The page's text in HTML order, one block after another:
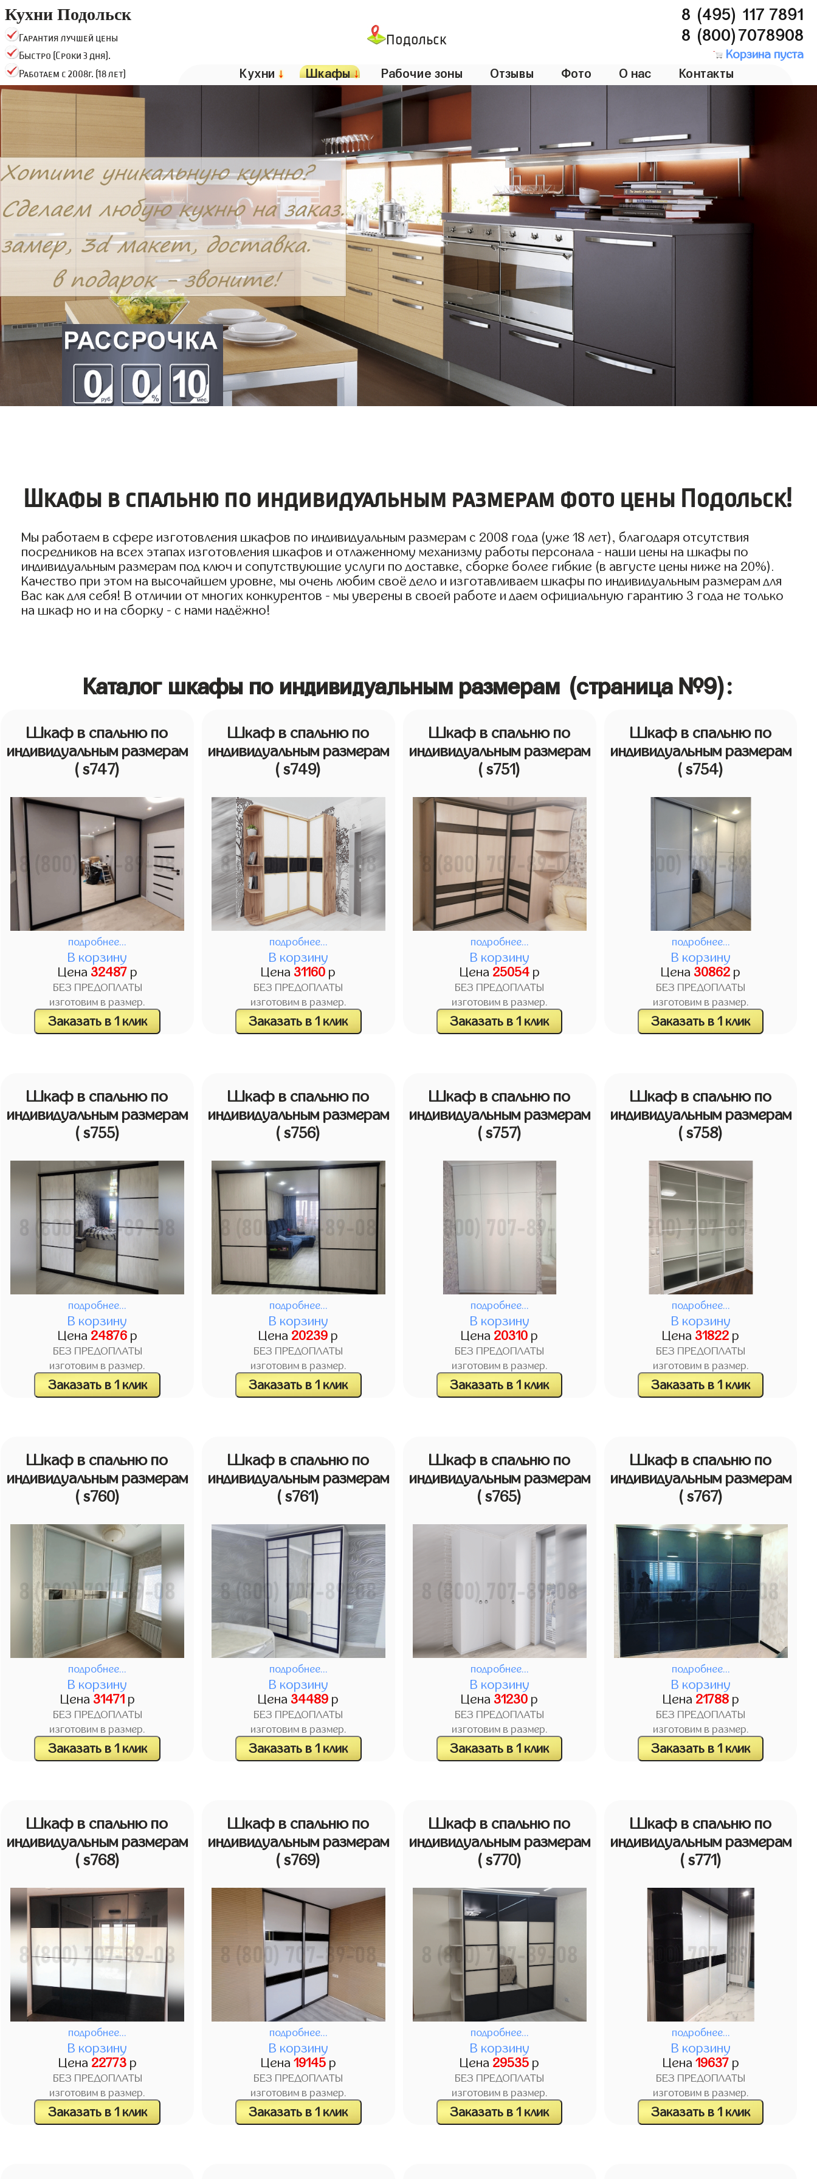
Кухни Подольск
Гарантия лучшей цены
Быстро (Сроки 3 дня).
Работаем с 2008г. (18 лет)
Подольск
8 (495) 117 7891
8 (800)7078908
Корзина пуста
Кухни ↓ Шкафы↓ Рабочие зоны Отзывы Фото О нас Контакты
Шкафы в спальню по индивидуальным размерам фото цены Подольск!
Мы работаем в сфере изготовления шкафов по индивидуальным размерам с 2008 года (уже 18 лет), благодаря отсутствия
посредников на всех этапах изготовления шкафов и отлаженному механизму работы персонала - наши цены на шкафы по
индивидуальным размерам под ключ и сопутствующие услуги по доставке, сборке более гибкие (в августе цены ниже на 20%).
Качество при этом на высочайшем уровне, мы очень любим своё дело и изготавливаем шкафы по индивидуальным размерам для
Вас как для себя! В отличии от многих конкурентов - мы уверены в своей работе и даем официальную гарантию 3 года не только
на шкаф но и на сборку - с нами надёжно!
Каталог шкафы по индивидуальным размерам (страница №9):
Шкаф в спальню по
индивидуальным размерам
( s747)
подробнее...
В корзину
Цена 32487р
БЕЗ ПРЕДОПЛАТЫ
изготовим в размер.
Заказать в 1 клик
Шкаф в спальню по
индивидуальным размерам
( s749)
подробнее...
В корзину
Цена 31160 р
БЕЗ ПРЕДОПЛАТЫ
изготовим в размер.
Заказать в 1 клик
Шкаф в спальню по
индивидуальным размерам
( s751)
подробнее...
В корзину
Цена 25054р
БЕЗ ПРЕДОПЛАТЫ
изготовим в размер.
Заказать в 1 клик
Шкаф в спальню по
индивидуальным размерам
( s754)
подробнее...
В корзину
Цена 30862 р
БЕЗ ПРЕДОПЛАТЫ
изготовим в размер.
Заказать в 1 клик
Шкаф в спальню по
индивидуальным размерам
( s755)
подробнее...
В корзину
Цена 24876р
БЕЗ ПРЕДОПЛАТЫ
изготовим в размер.
Заказать в 1 клик
Шкаф в спальню по
индивидуальным размерам
( s756)
подробнее...
В корзину
Цена 20239 р
БЕЗ ПРЕДОПЛАТЫ
изготовим в размер.
Заказать в 1 клик
Шкаф в спальню по
индивидуальным размерам
( s757)
подробнее...
В корзину
Цена 20310 р
БЕЗ ПРЕДОПЛАТЫ
изготовим в размер.
Заказать в 1 клик
Шкаф в спальню по
индивидуальным размерам
( s758)
подробнее...
В корзину
Цена 31822 р
БЕЗ ПРЕДОПЛАТЫ
изготовим в размер.
Заказать в 1 клик
Шкаф в спальню по
индивидуальным размерам
( s760)
подробнее...
В корзину
Цена 31471 р
БЕЗ ПРЕДОПЛАТЫ
изготовим в размер.
Заказать в 1 клик
Шкаф в спальню по
индивидуальным размерам
( s761)
подробнее...
В корзину
Цена 34489 р
БЕЗ ПРЕДОПЛАТЫ
изготовим в размер.
Заказать в 1 клик
Шкаф в спальню по
индивидуальным размерам
( s765)
подробнее...
В корзину
Цена 31230 р
БЕЗ ПРЕДОПЛАТЫ
изготовим в размер.
Заказать в 1 клик
Шкаф в спальню по
индивидуальным размерам
( s767)
подробнее...
В корзину
Цена 21788р
БЕЗ ПРЕДОПЛАТЫ
изготовим в размер.
Заказать в 1 клик
Шкаф в спальню по
индивидуальным размерам
( s768)
подробнее...
В корзину
Цена 22773р
БЕЗ ПРЕДОПЛАТЫ
изготовим в размер.
Заказать в 1 клик
Шкаф в спальню по
индивидуальным размерам
( s769)
подробнее...
В корзину
Цена 19145р
БЕЗ ПРЕДОПЛАТЫ
изготовим в размер.
Заказать в 1 клик
Шкаф в спальню по
индивидуальным размерам
( s770)
подробнее...
В корзину
Цена 29535 р
БЕЗ ПРЕДОПЛАТЫ
изготовим в размер.
Заказать в 1 клик
Шкаф в спальню по
индивидуальным размерам
( s771)
подробнее...
В корзину
Цена 19637р
БЕЗ ПРЕДОПЛАТЫ
изготовим в размер.
Заказать в 1 клик